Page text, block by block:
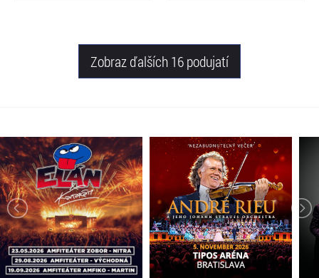
Zobraz ďalších 16 podujatí